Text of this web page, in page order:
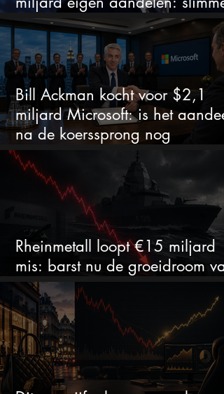
zet of dure timing?
Bill Ackman kocht voor $2,1
miljard Microsoft: is het aandeel
na de koerssprong nog
aantrekkelijk?
Rheinmetall loopt €15 miljard
mis: barst nu de groeidroom van
het defensiebedrijf?